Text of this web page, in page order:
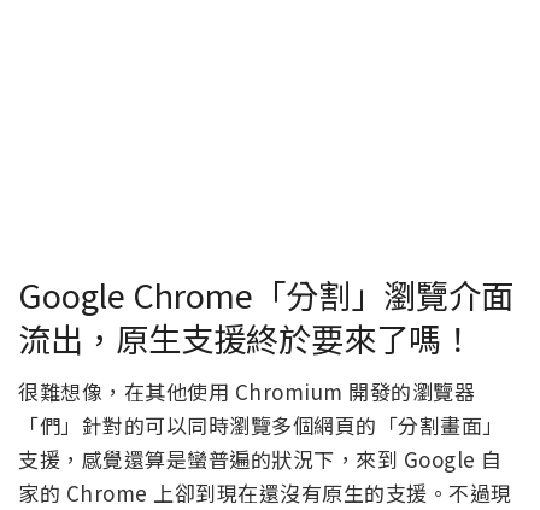
Google Chrome「分割」瀏覽介面
流出，原生支援終於要來了嗎！
很難想像，在其他使用 Chromium 開發的瀏覽器
「們」針對的可以同時瀏覽多個網頁的「分割畫面」
支援，感覺還算是蠻普遍的狀況下，來到 Google 自
家的 Chrome 上卻到現在還沒有原生的支援。不過現